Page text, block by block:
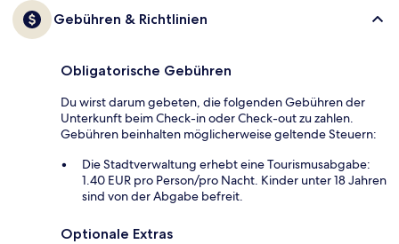
Gebühren & Richtlinien
Obligatorische Gebühren
Du wirst darum gebeten, die folgenden Gebühren der
Unterkunft beim Check-in oder Check-out zu zahlen.
Gebühren beinhalten möglicherweise geltende Steuern:
Die Stadtverwaltung erhebt eine Tourismusabgabe:
1.40 EUR pro Person/pro Nacht. Kinder unter 18 Jahren
sind von der Abgabe befreit.
Optionale Extras